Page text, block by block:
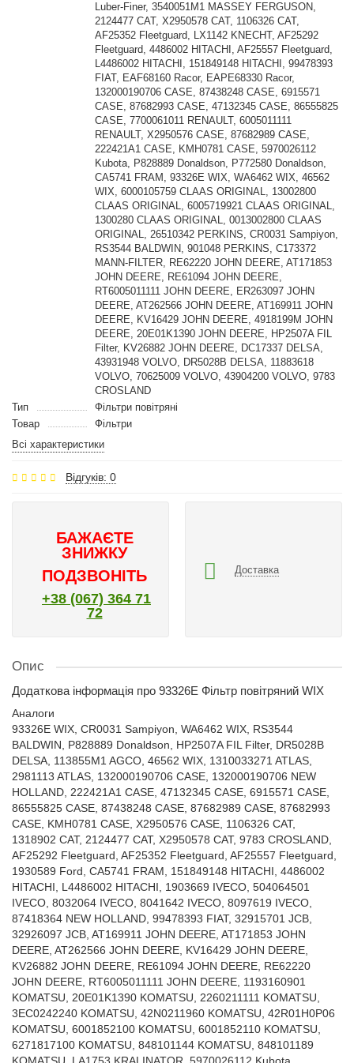
Luber-Finer, 3540051M1 MASSEY FERGUSON,
2124477 CAT, X2950578 CAT, 1106326 CAT,
AF25352 Fleetguard, LX1142 KNECHT, AF25292
Fleetguard, 4486002 HITACHI, AF25557 Fleetguard,
L4486002 HITACHI, 151849148 HITACHI, 99478393
FIAT, EAF68160 Racor, EAPE68330 Racor,
132000190706 CASE, 87438248 CASE, 6915571
CASE, 87682993 CASE, 47132345 CASE, 86555825
CASE, 7700061011 RENAULT, 6005011111
RENAULT, X2950576 CASE, 87682989 CASE,
222421A1 CASE, KMH0781 CASE, 5970026112
Kubota, P828889 Donaldson, P772580 Donaldson,
CA5741 FRAM, 93326E WIX, WA6462 WIX, 46562
WIX, 6000105759 CLAAS ORIGINAL, 13002800
CLAAS ORIGINAL, 6005719921 CLAAS ORIGINAL,
1300280 CLAAS ORIGINAL, 0013002800 CLAAS
ORIGINAL, 26510342 PERKINS, CR0031 Sampiyon,
RS3544 BALDWIN, 901048 PERKINS, C173372
MANN-FILTER, RE62220 JOHN DEERE, AT171853
JOHN DEERE, RE61094 JOHN DEERE,
RT6005011111 JOHN DEERE, ER263097 JOHN
DEERE, AT262566 JOHN DEERE, AT169911 JOHN
DEERE, KV16429 JOHN DEERE, 4918199M JOHN
DEERE, 20E01K1390 JOHN DEERE, HP2507A FIL
Filter, KV26882 JOHN DEERE, DC17337 DELSA,
43931948 VOLVO, DR5028B DELSA, 11883618
VOLVO, 70625009 VOLVO, 43904200 VOLVO, 9783
CROSLAND
Тип
Фільтри повітряні
Товар
Фільтри
Всі характеристики
Відгуків: 0
БАЖАЄТЕ
ЗНИЖКУ
ПОДЗВОНІТЬ
+38 (067) 364 71
72
Доставка
Опис
Додаткова інформація про 93326E Фільтр повітряний WIX
Аналоги
93326E WIX, CR0031 Sampiyon, WA6462 WIX, RS3544
BALDWIN, P828889 Donaldson, HP2507A FIL Filter, DR5028B
DELSA, 113855M1 AGCO, 46562 WIX, 1310033271 ATLAS,
2981113 ATLAS, 132000190706 CASE, 132000190706 NEW
HOLLAND, 222421A1 CASE, 47132345 CASE, 6915571 CASE,
86555825 CASE, 87438248 CASE, 87682989 CASE, 87682993
CASE, KMH0781 CASE, X2950576 CASE, 1106326 CAT,
1318902 CAT, 2124477 CAT, X2950578 CAT, 9783 CROSLAND,
AF25292 Fleetguard, AF25352 Fleetguard, AF25557 Fleetguard,
1930589 Ford, CA5741 FRAM, 151849148 HITACHI, 4486002
HITACHI, L4486002 HITACHI, 1903669 IVECO, 504064501
IVECO, 8032064 IVECO, 8041642 IVECO, 8097619 IVECO,
87418364 NEW HOLLAND, 99478393 FIAT, 32915701 JCB,
32926097 JCB, AT169911 JOHN DEERE, AT171853 JOHN
DEERE, AT262566 JOHN DEERE, KV16429 JOHN DEERE,
KV26882 JOHN DEERE, RE61094 JOHN DEERE, RE62220
JOHN DEERE, RT6005011111 JOHN DEERE, 1193160901
KOMATSU, 20E01K1390 KOMATSU, 2260211111 KOMATSU,
3EC0242240 KOMATSU, 42N0211960 KOMATSU, 42R01H0P06
KOMATSU, 6001852100 KOMATSU, 6001852110 KOMATSU,
6271817100 KOMATSU, 848101144 KOMATSU, 848101189